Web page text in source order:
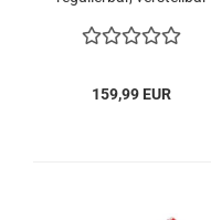
159,99 EUR